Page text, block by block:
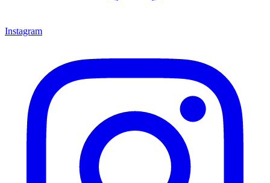
Instagram